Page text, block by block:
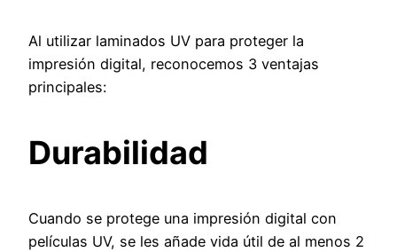
Al utilizar laminados UV para proteger la
impresión digital, reconocemos 3 ventajas
principales:
Durabilidad
Cuando se protege una impresión digital con
películas UV, se les añade vida útil de al menos 2